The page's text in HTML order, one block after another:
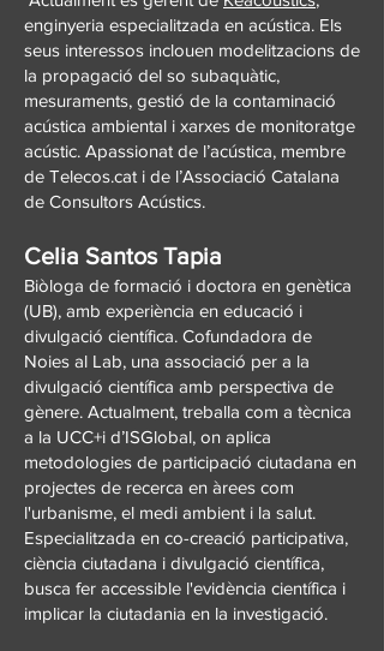
enginyeria especialitzada en acústica. Els
seus interessos inclouen modelitzacions de
la propagació del so subaquàtic,
mesuraments, gestió de la contaminació
acústica ambiental i xarxes de monitoratge
acústic. Apassionat de l’acústica, membre
de Telecos.cat i de l’Associació Catalana
de Consultors Acústics.
Celia Santos Tapia
Biòloga de formació i doctora en genètica
(UB), amb experiència en educació i
divulgació científica. Cofundadora de
Noies al Lab, una associació per a la
divulgació científica amb perspectiva de
gènere. Actualment, treballa com a tècnica
a la UCC+i d’ISGlobal, on aplica
metodologies de participació ciutadana en
projectes de recerca en àrees com
l'urbanisme, el medi ambient i la salut.
Especialitzada en co-creació participativa,
ciència ciutadana i divulgació científica,
busca fer accessible l'evidència científica i
implicar la ciutadania en la investigació.